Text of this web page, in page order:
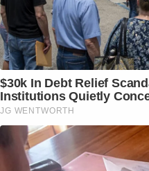
$30k In Debt Relief
Institutions Quietly
JG WENTWORTH